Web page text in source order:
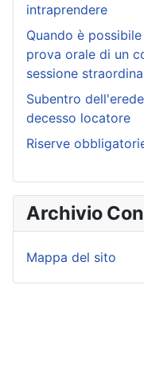
intraprendere
Quando è
prova orale di un
sessione
Subentro
decesso locatore
Riserve
Archivio
Mappa del sito